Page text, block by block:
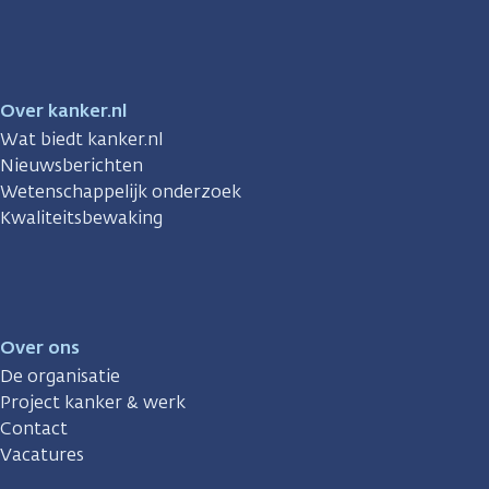
Over kanker.nl
Wat biedt kanker.nl
Nieuwsberichten
Wetenschappelijk onderzoek
Kwaliteitsbewaking
Over ons
De organisatie
Project kanker & werk
Contact
Vacatures